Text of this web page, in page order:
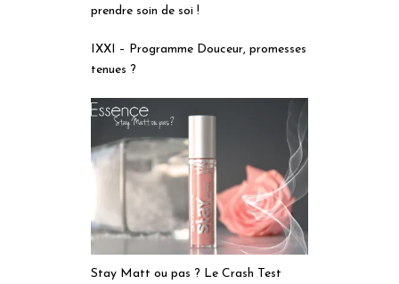
prendre soin de soi !
IXXI – Programme Douceur, promesses
tenues ?
Stay Matt ou pas ? Le Crash Test